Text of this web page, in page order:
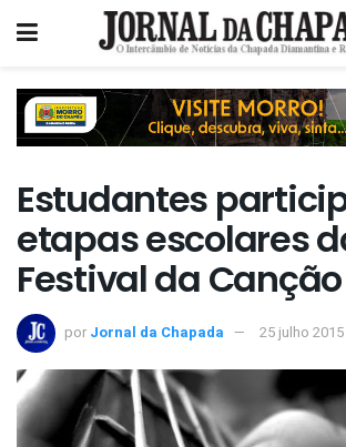
Estudantes
etapas escolares
Festival da Canção
por Jornal da Chapada 25 julho